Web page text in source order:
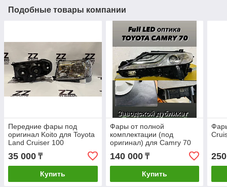
Подобные товары компании
Передние фары под
оригинал Koito для Toyota
Land Cruiser 100
35 000 ₸
Купить
Фары от полной
комплектации (под
оригинал) для Camry 70
140 000₸
Купить